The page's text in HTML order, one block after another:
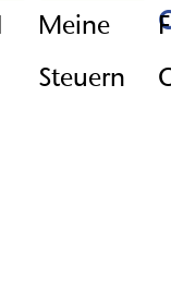
Meine
Steuern